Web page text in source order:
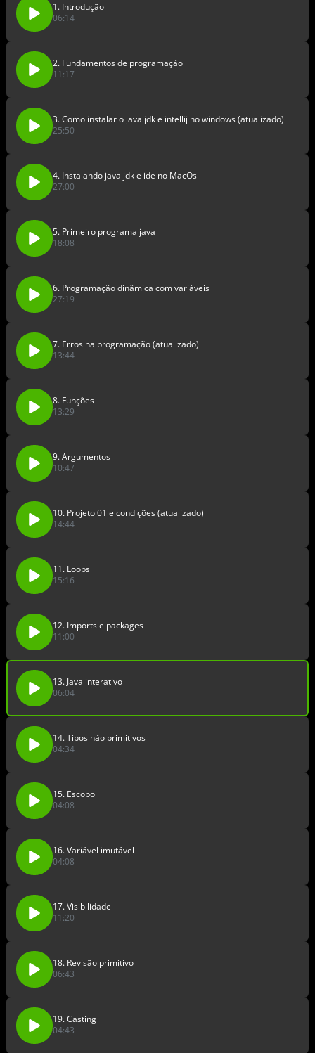
1. Introdução
06:14
2. Fundamentos de programação
11:17
3. Como instalar o java jdk e intellij no windows (atualizado)
25:50
4. Instalando java jdk e ide no MacOs
27:00
5. Primeiro programa java
18:08
6. Programação dinâmica com variáveis
27:19
7. Erros na programação (atualizado)
13:44
8. Funções
13:29
9. Argumentos
10:47
10. Projeto 01 e condições (atualizado)
14:44
11. Loops
15:16
12. Imports e packages
11:00
13. Java interativo
06:04
14. Tipos não primitivos
04:34
15. Escopo
04:08
16. Variável imutável
04:08
17. Visibilidade
11:20
18. Revisão primitivo
06:43
19. Casting
04:43